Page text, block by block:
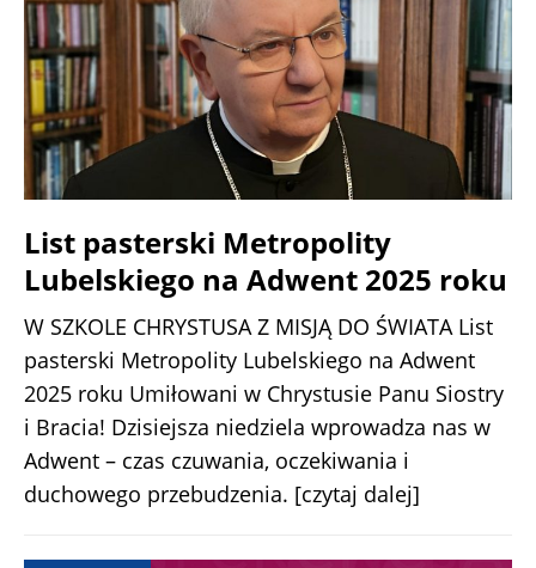
List pasterski Metropolity
Lubelskiego na Adwent 2025 roku
W SZKOLE CHRYSTUSA Z MISJĄ DO ŚWIATA List
pasterski Metropolity Lubelskiego na Adwent
2025 roku Umiłowani w Chrystusie Panu Siostry
i Bracia! Dzisiejsza niedziela wprowadza nas w
Adwent – czas czuwania, oczekiwania i
duchowego przebudzenia. [czytaj dalej]